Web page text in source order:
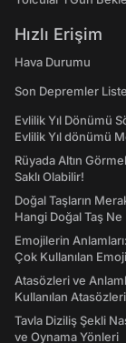
Hızlı Erişim
Hava Durumu
Son Depremler
Evlilik Yıl Dönümü
Evlilik Yıl dönümü
Rüyada Altın
Saklı Olabilir!
Doğal Taşların
Hangi Doğal Taş Ne
Emojilerin
Çok Kullanılan
Atasözleri ve
Kullanılan
Tavla Diziliş Şekli
ve Oynama Yönleri